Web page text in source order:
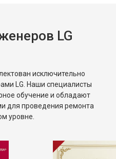
LG
исключительно
LG. Наши специалисты
обучение и обладают
для проведения ремонта
уровне.